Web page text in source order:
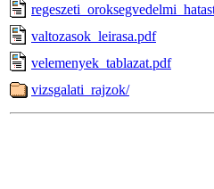
valtozasok_leirasa.pdf
velemenyek_tablazat.pdf
vizsgalati_rajzok/